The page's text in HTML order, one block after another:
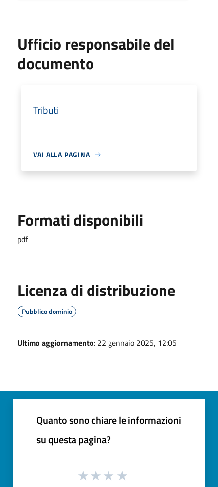
Ufficio responsabile del
documento
Tributi
VAI ALLA PAGINA
Formati disponibili
pdf
Licenza di distribuzione
Pubblico dominio
Ultimo aggiornamento: 22 gennaio 2025, 12:05
Quanto sono chiare le informazioni
su questa pagina?